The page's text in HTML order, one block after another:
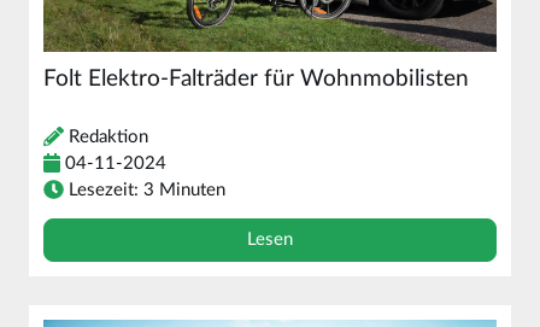
Folt Elektro-Falträder für Wohnmobilisten
Redaktion
04-11-2024
Lesezeit: 3 Minuten
Lesen